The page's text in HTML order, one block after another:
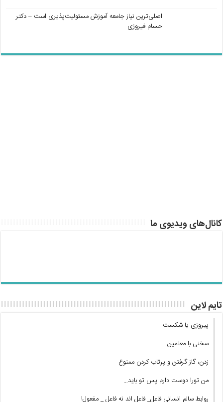
اصلی‌ترین نیاز جامعه آموزش مسئولیت‌پذیری است – دکتر
حسام فیروزی
کانال‌های ویدیوی ما
تایم لاین
پیروزی یا شکست
سخنی با معلمین
زدن، گاز گرفتن و پرتاب کردن ممنوع
من تورا دوست دارم پس تو باید…
روابط سالم انسانی فاعل_ فاعل اند نه فاعل _ مفعول!